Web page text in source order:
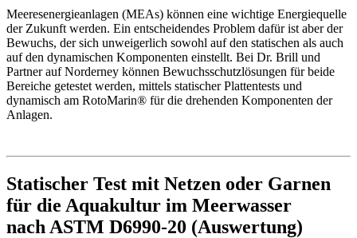
Meeresenergieanlagen (MEAs) können eine wichtige Energiequelle
der Zukunft werden. Ein entscheidendes Problem dafür ist aber der
Bewuchs, der sich unweigerlich sowohl auf den statischen als auch
auf den dynamischen Komponenten einstellt. Bei Dr. Brill und
Partner auf Norderney können Bewuchsschutzlösungen für beide
Bereiche getestet werden, mittels statischer Plattentests und
dynamisch am RotoMarin® für die drehenden Komponenten der
Anlagen.
Statischer Test mit Netzen oder Garnen
für die Aquakultur im Meerwasser
nach ASTM D6990-20 (Auswertung)